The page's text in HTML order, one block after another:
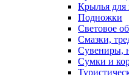
Крылья для
Подножки
Световое
Смазки,
Сувениры,
Сумки и